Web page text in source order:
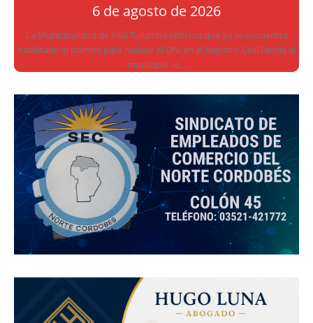
6 de agosto de 2026
La Municipalidad de Villa Tulumba informa que ya se encuentra
habilitado el trámite para realizar el DNI en el Registro Civil.Desde el
municipio se...